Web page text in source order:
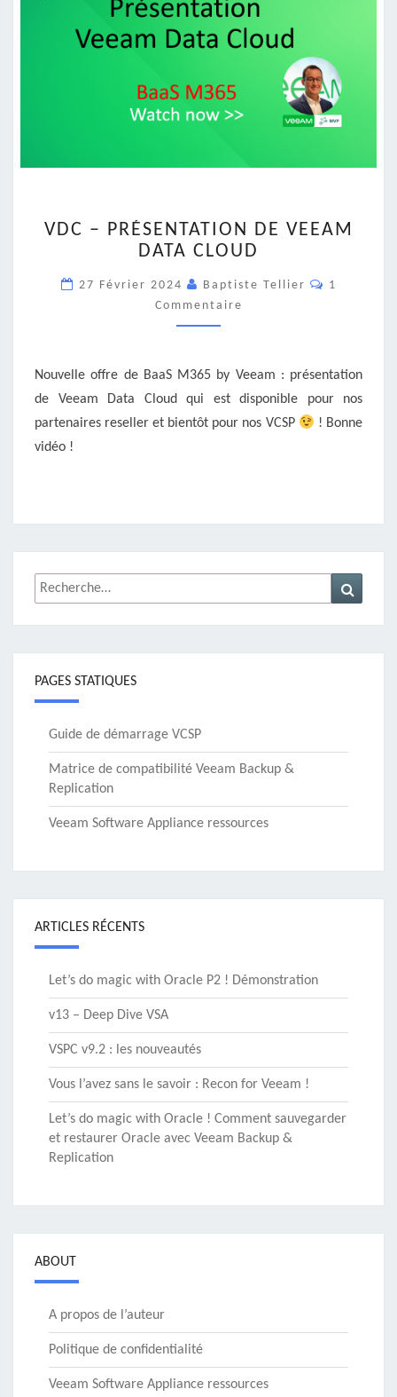
–
PRÉSENTATION
VEEAM
DATA
CLOUD
VDC – PRÉSENTATION DE VEEAM
DATA CLOUD
27 Février 2024 Baptiste Tellier
1
Commentaire
Nouvelle offre de BaaS M365 by Veeam : présentation
de Veeam Data Cloud qui est disponible pour nos
partenaires reseller et bientôt pour nos VCSP
! Bonne
vidéo !
Rechercher :
PAGES STATIQUES
Guide de démarrage VCSP
Matrice de compatibilité Veeam Backup &
Replication
Veeam Software Appliance ressources
ARTICLES RÉCENTS
Let’s do magic with Oracle P2 ! Démonstration
v13 – Deep Dive VSA
VSPC v9.2 : les nouveautés
Vous l’avez sans le savoir : Recon for Veeam !
Let’s do magic with Oracle ! Comment sauvegarder
et restaurer Oracle avec Veeam Backup &
Replication
ABOUT
A propos de l’auteur
Politique de confidentialité
Veeam Software Appliance ressources